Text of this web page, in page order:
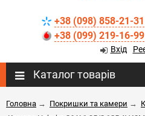
+38 (098) 858-21-31
+38 (099) 219-16-99
Вхід
Каталог товарів
Головна → Покришки та камери →